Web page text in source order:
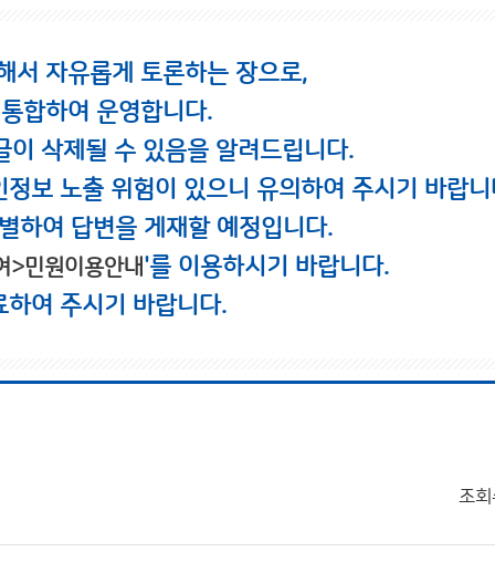
서 자유롭게 토론하는 장으로,
합하여 운영합니다.
삭제될 수 있음을 알려드립니다.
보 노출 위험이 있으니 유의하여 주시기 바랍니
하여 답변을 게재할 예정입니다.
>민원이용안내'를 이용하시기 바랍니다.
여 주시기 바랍니다.
조회